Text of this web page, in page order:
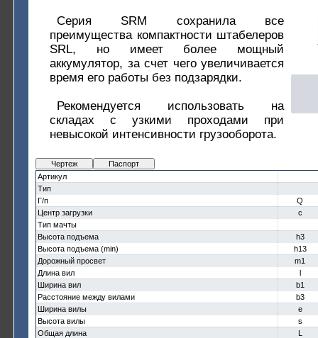
Серия SRM сохранила все
преимущества компактности штабелеров
SRL, но имеет более мощный
аккумулятор, за счет чего увеличивается
время его работы без подзарядки.
Рекомендуется использовать на
складах с узкими проходами при
невысокой интенсивности грузооборота.
Чертеж
Паспорт
Артикул
Тип
Г/п
Q
Центр загрузки
c
Тип мачты
Высота подъема
h3
Высота подъема (min)
h13
Дорожный просвет
m1
Длина вил
l
Ширина вил
b1
Расстояние между вилами
b3
Ширина вилы
e
Высота вилы
s
Общая длина
L